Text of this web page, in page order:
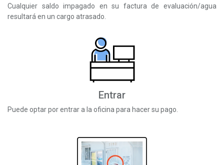
Cualquier saldo impagado en su factura de evaluación/agua
resultará en un cargo atrasado.
Entrar
Puede optar por entrar a la oficina para hacer su pago.